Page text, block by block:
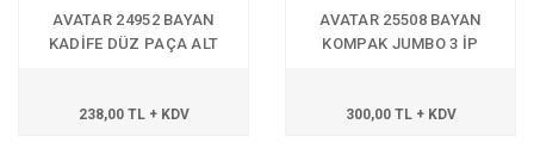
AVATAR 24952 BAYAN
KADİFE DÜZ PAÇA ALT
238,00 TL + KDV
AVATAR 25508 BAYAN
KOMPAK JUMBO 3 İP
300,00 TL + KDV